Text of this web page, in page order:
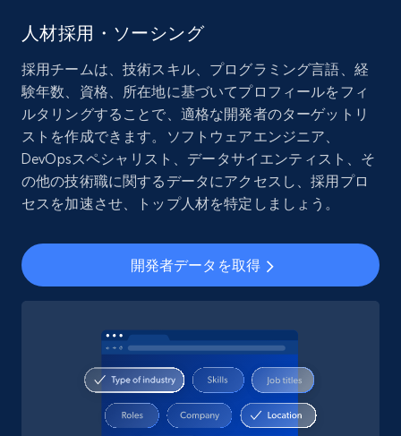
人材採用・ソーシング
採用チームは、技術スキル、プログラミング言語、経
験年数、資格、所在地に基づいてプロフィールをフィ
ルタリングすることで、適格な開発者のターゲットリ
ストを作成できます。ソフトウェアエンジニア、
DevOpsスペシャリスト、データサイエンティスト、そ
の他の技術職に関するデータにアクセスし、採用プロ
セスを加速させ、トップ人材を特定しましょう。
開発者データを取得